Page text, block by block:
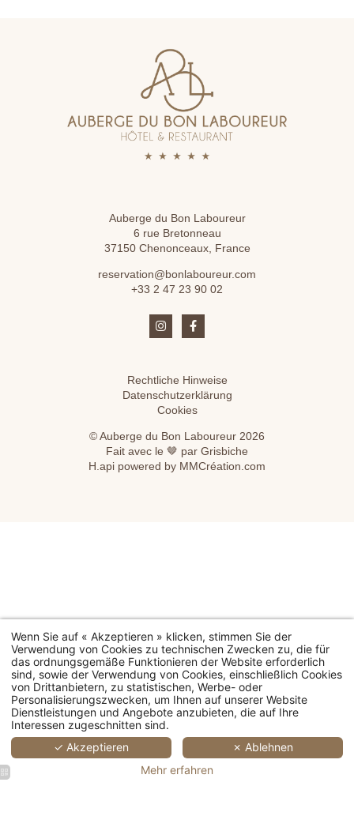
Auberge du Bon Laboureur
6 rue Bretonneau
37150 Chenonceaux, France
reservation@bonlaboureur.com
+33 2 47 23 90 02
Rechtliche Hinweise
Datenschutzerklärung
Cookies
© Auberge du Bon Laboureur 2026
Fait avec le 🤎 par Grisbiche
H.api powered by MMCréation.com
Wenn Sie auf « Akzeptieren » klicken, stimmen Sie der
Verwendung von Cookies zu technischen Zwecken zu, die für
das ordnungsgemäße Funktionieren der Website erforderlich
sind, sowie der Verwendung von Cookies, einschließlich Cookies
von Drittanbietern, zu statistischen, Werbe- oder
Personalisierungszwecken, um Ihnen auf unserer Website
Dienstleistungen und Angebote anzubieten, die auf Ihre
Interessen zugeschnitten sind.
✓ Akzeptieren
✗ Ablehnen
Mehr erfahren